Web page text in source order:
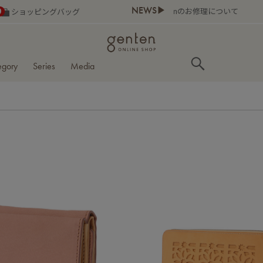
ショッピングバッグ NEWS▶
Series Media